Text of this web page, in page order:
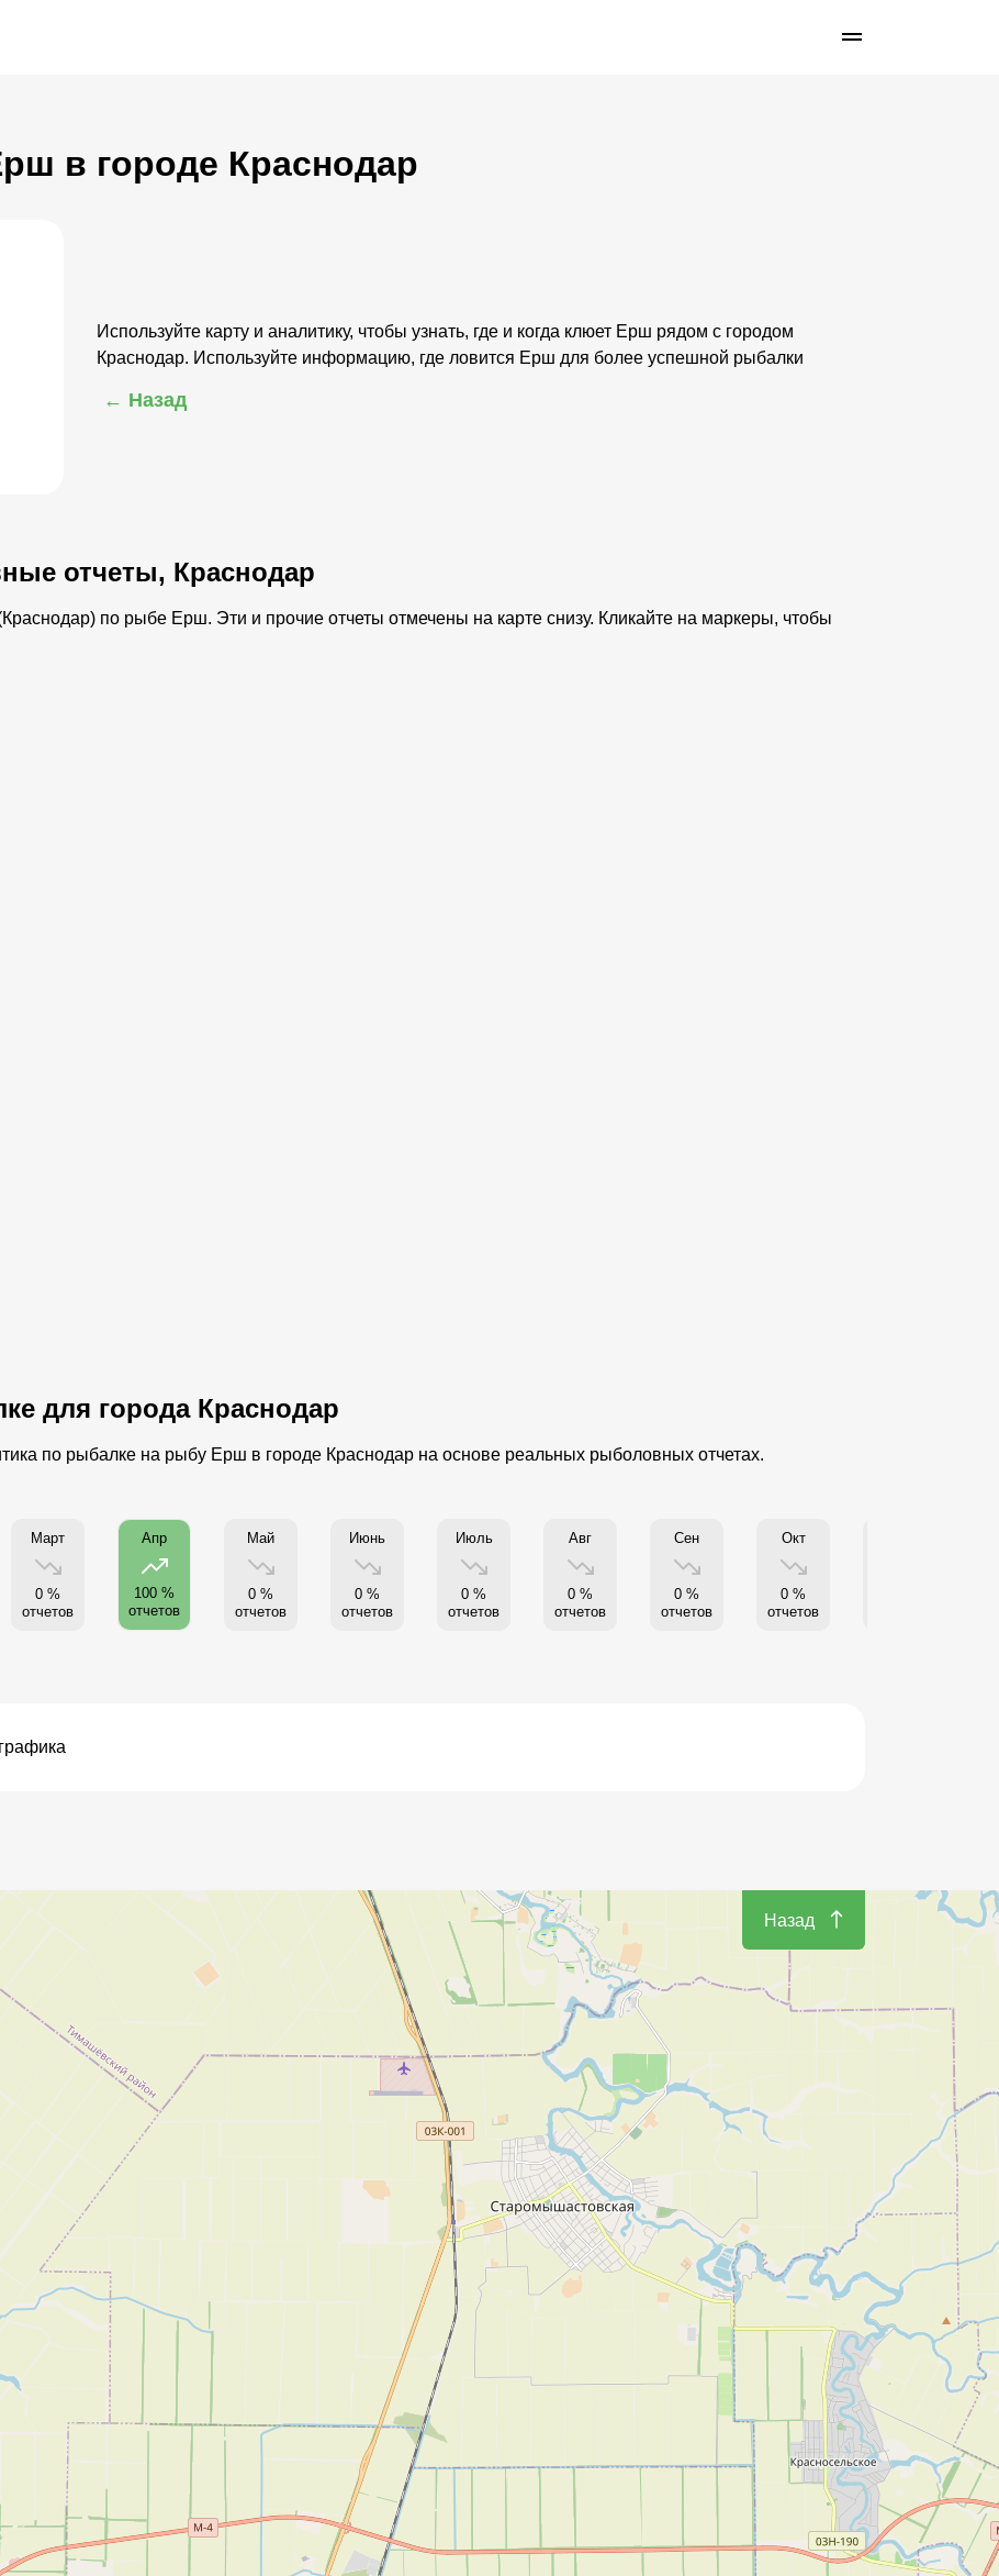
в городе Краснодар
Используйте карту и аналитику, чтобы узнать, где и когда клюет Ерш рядом с городом
Краснодар. Используйте информацию, где ловится Ерш для более успешной рыбалки
← Назад
отчеты, Краснодар
по рыбе Ерш. Эти и прочие отчеты отмечены на карте снизу. Кликайте на маркеры, чтобы
для города Краснодар
по рыбалке на рыбу Ерш в городе Краснодар на основе реальных рыболовных отчетах.
Март
0 %
отчетов
Апр
100 %
отчетов
Май
0 %
отчетов
Июнь
0 %
отчетов
Июль
0 %
отчетов
Авг
0 %
отчетов
Сен
0 %
отчетов
Окт
0 %
отчетов
Назад